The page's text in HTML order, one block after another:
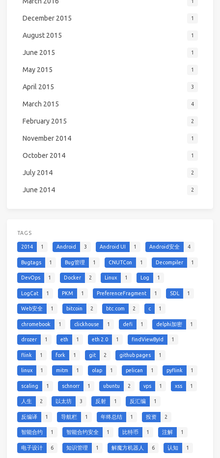
December 2015 1
August 2015 1
June 2015 1
May 2015 1
April 2015 3
March 2015 4
February 2015 2
November 2014 1
October 2014 1
July 2014 2
June 2014 2
TAGS
2014 1 Android 3 Android UI 1 Android安全 4
Bugtags 1 Bug管理 1 CNUTCon 1 Decompiler 1
DevOps 1 Docker 2 Linux 1 Log 1
LogCat 1 PKM 1 PreferenceFragment 1 SDL 1
Web安全 1 bitcoin 2 btc.com 2 c 1
chromebook 1 clickhouse 1 defi 1 delphi加密 1
drozer 1 eth 1 eth 2.0 1 findViewById 1
flink 1 fork 1 git 2 github pages 1
linux 1 mitm 1 olap 1 pelican 1 pyflink 1
scaling 1 schnorr 1 ubuntu 2 vps 1 xss 1
人生 2 以太坊 3 反射 1 反汇编 1
反编译 1 导航栏 1 年终总结 1 投资 2
智能合约 1 智能合约安全 1 比特币 1 注解 1
电子设计 6 知识管理 1 解魔方机器人 6 认知 1